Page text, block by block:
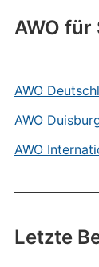
AWO für
AWO
AWO
AWO
Letzte